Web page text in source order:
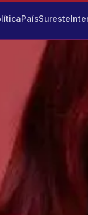
PaísSureste